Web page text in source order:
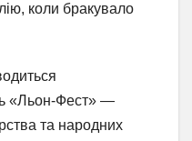
коли бракувало
«Льон-Фест» —
та народних